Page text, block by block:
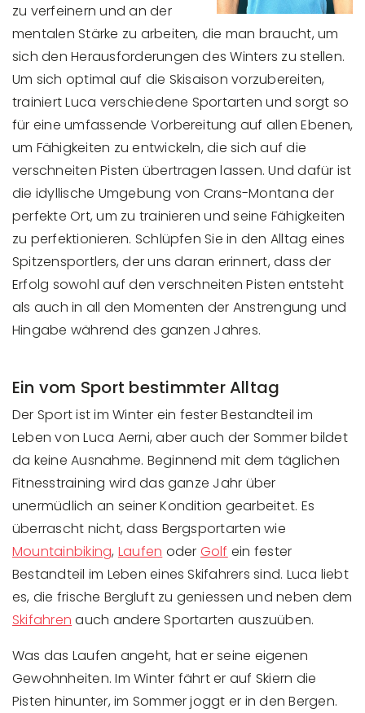
zu verfeinern und an der
mentalen Stärke zu arbeiten, die man braucht, um
sich den Herausforderungen des Winters zu stellen.
Um sich optimal auf die Skisaison vorzubereiten,
trainiert Luca verschiedene Sportarten und sorgt so
für eine umfassende Vorbereitung auf allen Ebenen,
um Fähigkeiten zu entwickeln, die sich auf die
verschneiten Pisten übertragen lassen. Und dafür ist
die idyllische Umgebung von Crans-Montana der
perfekte Ort, um zu trainieren und seine Fähigkeiten
zu perfektionieren. Schlüpfen Sie in den Alltag eines
Spitzensportlers, der uns daran erinnert, dass der
Erfolg sowohl auf den verschneiten Pisten entsteht
als auch in all den Momenten der Anstrengung und
Hingabe während des ganzen Jahres.
Ein vom Sport bestimmter Alltag
Der Sport ist im Winter ein fester Bestandteil im
Leben von Luca Aerni, aber auch der Sommer bildet
da keine Ausnahme. Beginnend mit dem täglichen
Fitnesstraining wird das ganze Jahr über
unermüdlich an seiner Kondition gearbeitet. Es
überrascht nicht, dass Bergsportarten wie
Mountainbiking, Laufen oder Golf ein fester
Bestandteil im Leben eines Skifahrers sind. Luca liebt
es, die frische Bergluft zu geniessen und neben dem
Skifahren auch andere Sportarten auszuüben.
Was das Laufen angeht, hat er seine eigenen
Gewohnheiten. Im Winter fährt er auf Skiern die
Pisten hinunter, im Sommer joggt er in den Bergen.